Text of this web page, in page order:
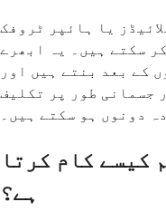
یا ہائپر ٹروفک
سکتے ہیں۔ یہ ابھرے
کے بعد بنتے ہیں اور
جسمانی طور پر تکلیف
دہ دونوں ہو سکتے ہیں۔
کیسے کام کرتا
ہے؟